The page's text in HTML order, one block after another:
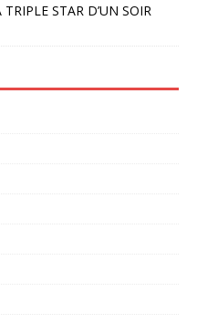
STAR D’UN SOIR